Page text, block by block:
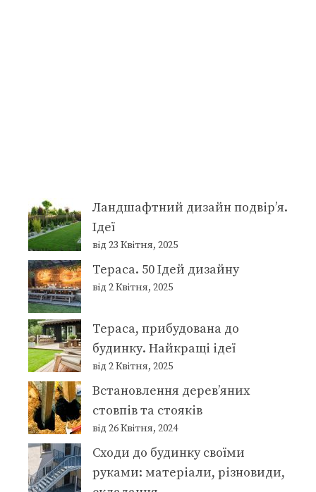
Ландшафтний дизайн подвір’я.
Ідеї
від 23 Квітня, 2025
Тераса. 50 Ідей дизайну
від 2 Квітня, 2025
Тераса, прибудована до
будинку. Найкращі ідеї
від 2 Квітня, 2025
Встановлення дерев’яних
стовпів та стояків
від 26 Квітня, 2024
Сходи до будинку своїми
руками: матеріали, різновиди,